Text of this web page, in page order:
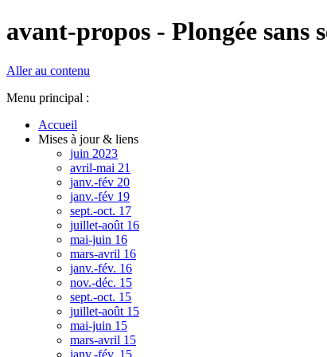
avant-propos - Plongée sans
Aller au contenu
Menu principal :
Accueil
Mises à jour & liens
juin 2023
avril-mai 21
janv.-fév 20
janv.-fév 19
sept.-oct. 17
juillet-août 16
mai-juin 16
mars-avril 16
janv.-fév. 16
nov.-déc. 15
sept.-oct. 15
juillet-août 15
mai-juin 15
mars-avril 15
janv.-fév. 15